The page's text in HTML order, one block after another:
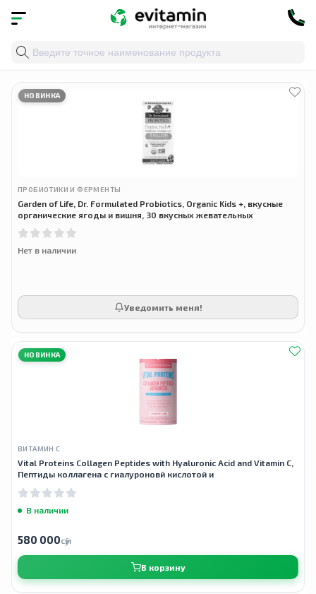
Главная » evitamin
НОВИНКА
ПРОБИОТИКИ И ФЕРМЕНТЫ
Garden of Life, Dr. Formulated Probiotics, Organic Kids +, вкусные
органические ягоды и вишня, 30 вкусных жевательных
Нет в наличии
Уведомить меня!
НОВИНКА
ВИТАМИН С
Vital Proteins Collagen Peptides with Hyaluronic Acid and Vitamin C,
Пептиды коллагена с гиалуроновй кислотой и
В наличии
580 000сӯм
В корзину